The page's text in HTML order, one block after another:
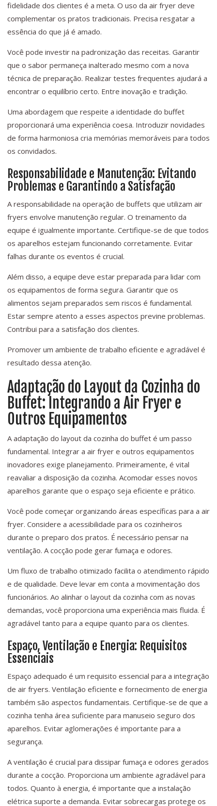
fidelidade dos clientes é a meta. O uso da air fryer deve
complementar os pratos tradicionais. Precisa resgatar a
essência do que já é amado.
Você pode investir na padronização das receitas. Garantir
que o sabor permaneça inalterado mesmo com a nova
técnica de preparação. Realizar testes frequentes ajudará a
encontrar o equilíbrio certo. Entre inovação e tradição.
Uma abordagem que respeite a identidade do buffet
proporcionará uma experiência coesa. Introduzir novidades
de forma harmoniosa cria memórias memoráveis para todos
os convidados.
Responsabilidade e Manutenção: Evitando
Problemas e Garantindo a Satisfação
A responsabilidade na operação de buffets que utilizam air
fryers envolve manutenção regular. O treinamento da
equipe é igualmente importante. Certifique-se de que todos
os aparelhos estejam funcionando corretamente. Evitar
falhas durante os eventos é crucial.
Além disso, a equipe deve estar preparada para lidar com
os equipamentos de forma segura. Garantir que os
alimentos sejam preparados sem riscos é fundamental.
Estar sempre atento a esses aspectos previne problemas.
Contribui para a satisfação dos clientes.
Promover um ambiente de trabalho eficiente e agradável é
resultado dessa atenção.
Adaptação do Layout da Cozinha do
Buffet: Integrando a Air Fryer e
Outros Equipamentos
A adaptação do layout da cozinha do buffet é um passo
fundamental. Integrar a air fryer e outros equipamentos
inovadores exige planejamento. Primeiramente, é vital
reavaliar a disposição da cozinha. Acomodar esses novos
aparelhos garante que o espaço seja eficiente e prático.
Você pode começar organizando áreas específicas para a air
fryer. Considere a acessibilidade para os cozinheiros
durante o preparo dos pratos. É necessário pensar na
ventilação. A cocção pode gerar fumaça e odores.
Um fluxo de trabalho otimizado facilita o atendimento rápido
e de qualidade. Deve levar em conta a movimentação dos
funcionários. Ao alinhar o layout da cozinha com as novas
demandas, você proporciona uma experiência mais fluida. É
agradável tanto para a equipe quanto para os clientes.
Espaço, Ventilação e Energia: Requisitos
Essenciais
Espaço adequado é um requisito essencial para a integração
de air fryers. Ventilação eficiente e fornecimento de energia
também são aspectos fundamentais. Certifique-se de que a
cozinha tenha área suficiente para manuseio seguro dos
aparelhos. Evitar aglomerações é importante para a
segurança.
A ventilação é crucial para dissipar fumaça e odores gerados
durante a cocção. Proporciona um ambiente agradável para
todos. Quanto à energia, é importante que a instalação
elétrica suporte a demanda. Evitar sobrecargas protege os